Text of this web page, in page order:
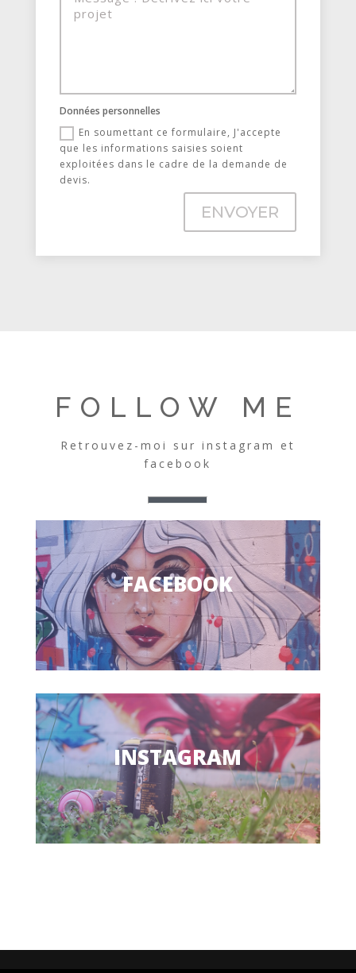
Données personnelles
En soumettant ce formulaire, J'accepte
que les informations saisies soient
exploitées dans le cadre de la demande de
devis.
ENVOYER
FOLLOW ME
Retrouvez-moi sur instagram et
facebook
FACEBOOK
INSTAGRAM